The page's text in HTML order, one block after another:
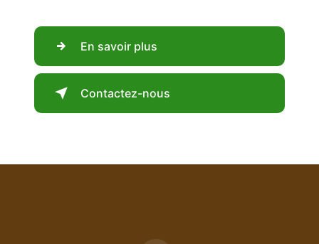
En savoir plus
Contactez-nous